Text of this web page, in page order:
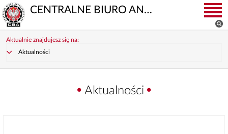
CENTRALNE BIURO ANTYKORUPCYJNE
Aktualnie znajdujesz się na:
Aktualności
Aktualności